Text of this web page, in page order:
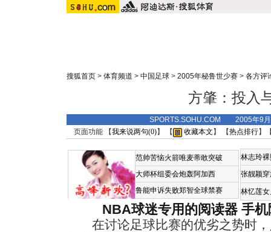
搜狐首页 > 体育频道 > 中国足球 > 2005年秘鲁世少赛 > 各方评
方肇：投入
SPORTS.SOHU.COM 2005年9
页面功能 【我来说两句(0)】 【 收藏本文 】 【热点排行】
范帅苦恼火箭唯麦蒂敢突破
大师杯组委会炮轰阿加西
鲁能申诉失败郑智全球禁赛
林志玲
张靓颖
林忆莲
NBA球迷专用的阅读器 手
在讨论足球比赛的优劣之势时，